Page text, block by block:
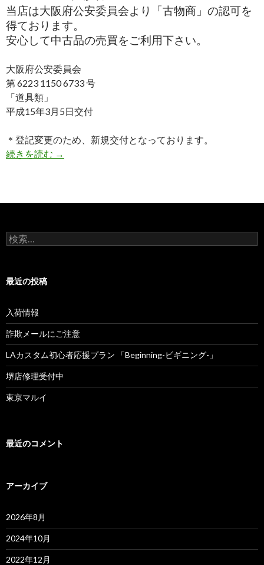
当店は大阪府公安委員会より「古物商」の認可を
得ております。
安心して中古品の売買をご利用下さい。
大阪府公安委員会
第 6223 1150 6733 号
「道具類」
平成15年3月5日交付
＊登記変更のため、新規交付となっております。
続きを読む 会社概要
→
検
索
最近の投稿
入荷情報
詐欺メールにご注意
LAカスタム初心者応援プラン 「Beginning-ビギニング-」
堺店修理受付中
東京マルイ
最近のコメント
アーカイブ
2026年8月
2024年10月
2022年12月